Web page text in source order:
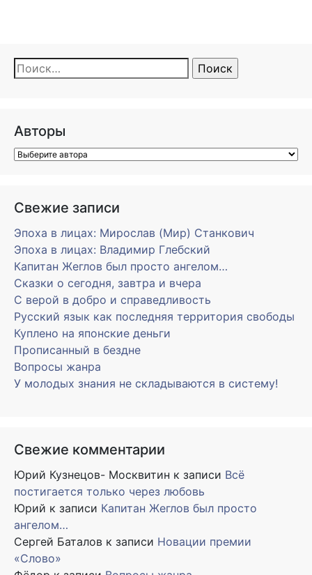
Найти:
Авторы
Свежие записи
Эпоха в лицах: Мирослав (Мир) Станкович
Эпоха в лицах: Владимир Глебский
Капитан Жеглов был просто ангелом…
Сказки о сегодня, завтра и вчера
С верой в добро и справедливость
Русский язык как последняя территория свободы
Куплено на японские деньги
Прописанный в бездне
Вопросы жанра
У молодых знания не складываются в систему!
Свежие комментарии
Юрий Кузнецов- Москвитин к записи Всё
постигается только через любовь
Юрий к записи Капитан Жеглов был просто
ангелом…
Сергей Баталов к записи Новации премии
«Слово»